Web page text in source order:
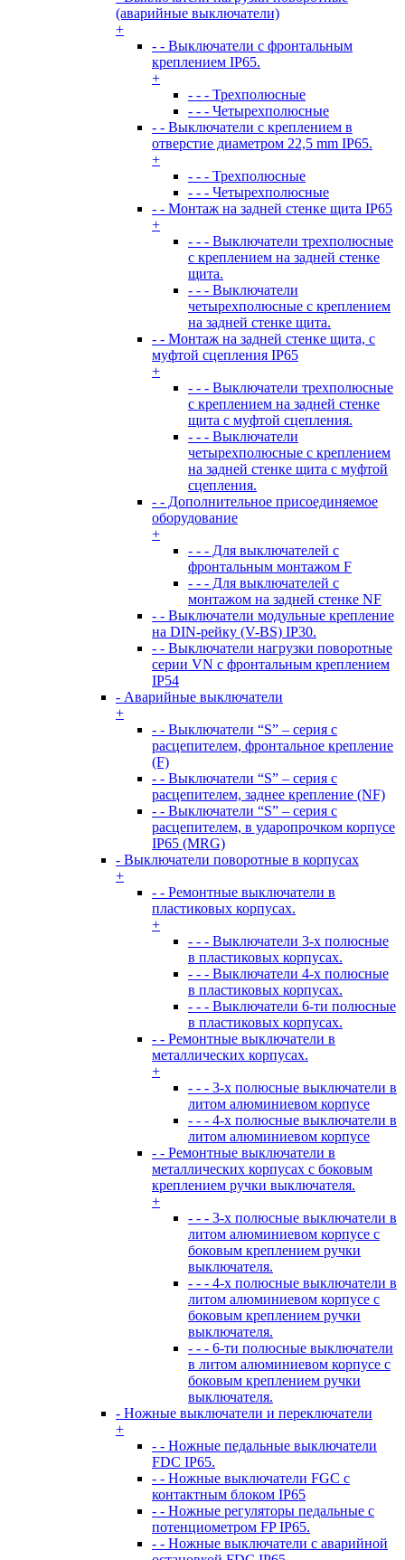
(аварийные выключатели)
+
- - Выключатели с фронтальным
креплением IP65.
+
- - - Трехполюсные
- - - Четырехполюсные
- - Выключатели с креплением в
отверстие диаметром 22,5 mm IP65.
+
- - - Трехполюсные
- - - Четырехполюсные
- - Монтаж на задней стенке щита IP65
+
- - - Выключатели трехполюсные
с креплением на задней стенке
щита.
- - - Выключатели
четырехполюсные с креплением
на задней стенке щита.
- - Монтаж на задней стенке щита, с
муфтой сцепления IP65
+
- - - Выключатели трехполюсные
с креплением на задней стенке
щита с муфтой сцепления.
- - - Выключатели
четырехполюсные с креплением
на задней стенке щита с муфтой
сцепления.
- - Дополнительное присоединяемое
оборудование
+
- - - Для выключателей с
фронтальным монтажом F
- - - Для выключателей с
монтажом на задней стенке NF
- - Выключатели модульные крепление
на DIN-рейку (V-BS) IP30.
- - Выключатели нагрузки поворотные
серии VN c фронтальным креплением
IP54
- Аварийные выключатели
+
- - Выключатели “S” – серия с
расцепителем, фронтальное крепление
(F)
- - Выключатели “S” – серия с
расцепителем, заднее крепление (NF)
- - Выключатели “S” – серия с
расцепителем, в ударопрочком корпусе
IP65 (MRG)
- Выключатели поворотные в корпусах
+
- - Ремонтные выключатели в
пластиковых корпусах.
+
- - - Выключатели 3-х полюсные
в пластиковых корпусах.
- - - Выключатели 4-х полюсные
в пластиковых корпусах.
- - - Выключатели 6-ти полюсные
в пластиковых корпусах.
- - Ремонтные выключатели в
металлических корпусах.
+
- - - 3-х полюсные выключатели в
литом алюминиевом корпусе
- - - 4-х полюсные выключатели в
литом алюминиевом корпусе
- - Ремонтные выключатели в
металлических корпусах с боковым
креплением ручки выключателя.
+
- - - 3-х полюсные выключатели в
литом алюминиевом корпусе с
боковым креплением ручки
выключателя.
- - - 4-х полюсные выключатели в
литом алюминиевом корпусе с
боковым креплением ручки
выключателя.
- - - 6-ти полюсные выключатели
в литом алюминиевом корпусе с
боковым креплением ручки
выключателя.
- Ножные выключатели и переключатели
+
- - Ножные педальные выключатели
FDC IP65.
- - Ножные выключатели FGC с
контактным блоком IP65
- - Ножные регуляторы педальные с
потенциометром FP IP65.
- - Ножные выключатели с аварийной